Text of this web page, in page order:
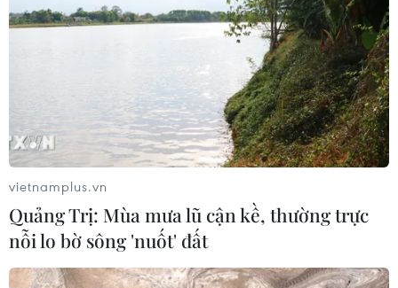
vietnamplus.vn
Quảng Trị: Mùa mưa lũ cận kề, thường trực
nỗi lo bờ sông 'nuốt' đất